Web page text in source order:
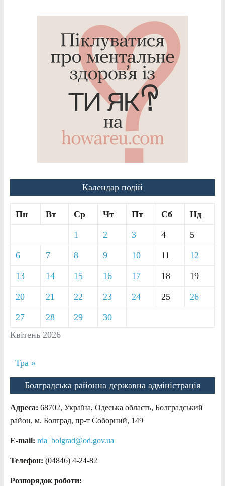
Календар подій
Квітень 2026
Пн Вт Ср Чт Пт Сб Нд
1 2 3 4 5
6 7 8 9 10 11 12
13 14 15 16 17 18 19
20 21 22 23 24 25 26
27 28 29 30
Тра »
Болградська районна державна адміністрація
Адреса: 68702, Україна, Одеська область, Болградський
район, м. Болград, пр-т Соборний, 149
E-mail: rda_bolgrad@od.gov.ua
Телефон: (04846) 4-24-82
Розпорядок роботи: